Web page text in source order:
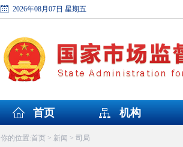
2026年08月07日 星期五
首页 机构
你的位置:首页> 新闻 > 司局